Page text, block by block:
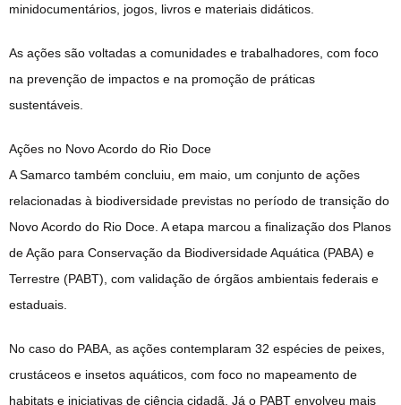
minidocumentários, jogos, livros e materiais didáticos.
As ações são voltadas a comunidades e trabalhadores, com foco
na prevenção de impactos e na promoção de práticas
sustentáveis.
Ações no Novo Acordo do Rio Doce
A Samarco também concluiu, em maio, um conjunto de ações
relacionadas à biodiversidade previstas no período de transição do
Novo Acordo do Rio Doce. A etapa marcou a finalização dos Planos
de Ação para Conservação da Biodiversidade Aquática (PABA) e
Terrestre (PABT), com validação de órgãos ambientais federais e
estaduais.
No caso do PABA, as ações contemplaram 32 espécies de peixes,
crustáceos e insetos aquáticos, com foco no mapeamento de
habitats e iniciativas de ciência cidadã. Já o PABT envolveu mais